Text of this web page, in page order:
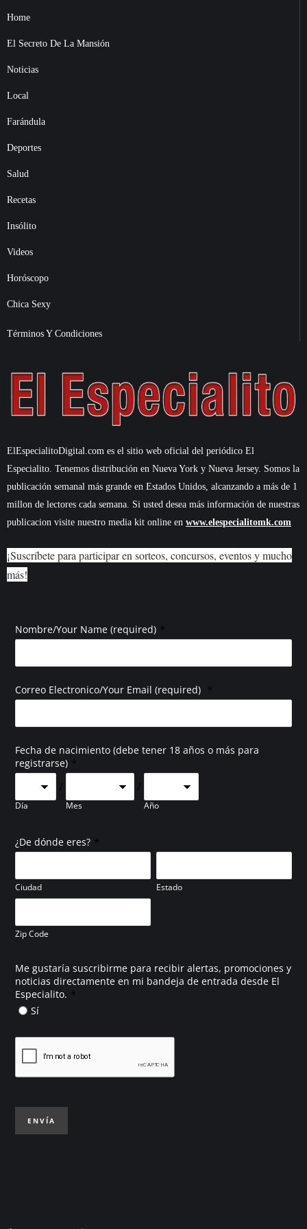
Home
El Secreto De La Mansión
Noticias
Local
Farándula
Deportes
Salud
Recetas
Insólito
Videos
Horóscopo
Chica Sexy
Términos Y Condiciones
ElEspecialitoDigital.com es el sitio web oficial del periódico El
Especialito. Tenemos distribución en Nueva York y Nueva Jersey. Somos la
publicación semanal más grande en Estados Unidos, alcanzando a más de 1
millon de lectores cada semana. Si usted desea más información de nuestras
publicacion visite nuestro media kit online en www.elespecialitomk.com
¡Suscríbete para participar en sorteos, concursos, eventos y mucho
más!
Nombre/Your Name (required) *
Correo Electronico/Your Email (required) *
Fecha de nacimiento (debe tener 18 años o más para
registrarse) *
Día
/
Mes
/
Año
¿De dónde eres? *
Ciudad Estado
Zip Code
Me gustaría suscribirme para recibir alertas, promociones y
noticias directamente en mi bandeja de entrada desde El
Especialito. *
Sí
ENVÍA